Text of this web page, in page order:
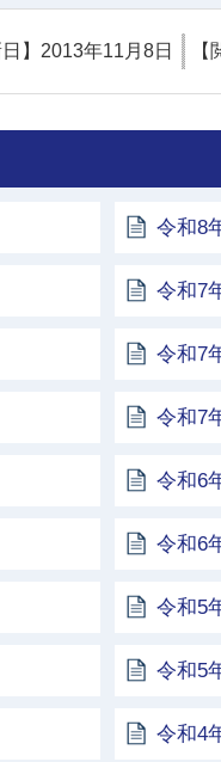
】 2013年11月8日 【
令和8
令和7
令和7
令和7
令和6
令和6
令和5
令和5
令和4